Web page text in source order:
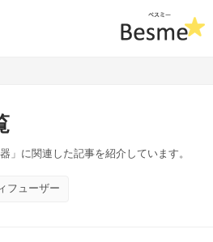
」に関連した記事を紹介しています。
フューザー